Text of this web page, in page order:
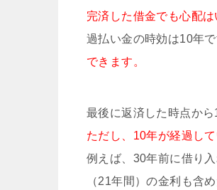
完済した借金でも心配は
過払い金の時効は10年で
できます。
最後に返済した時点か
ただし、10年が経過し
例えば、30年前に借り
（21年間）の金利も含